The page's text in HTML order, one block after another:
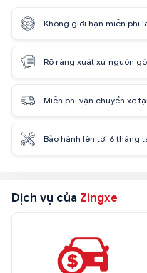
Không giới hạn miễn phí
Rõ ràng xuất xứ nguồn
Miễn phí vận chuyển xe
Bảo hành lên tới 6 tháng
Dịch vụ của Zingxe